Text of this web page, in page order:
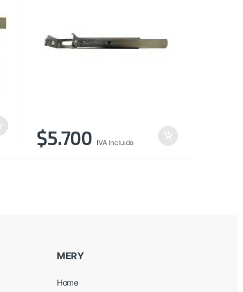
$5.700 IVA Incluido
MERY
Home